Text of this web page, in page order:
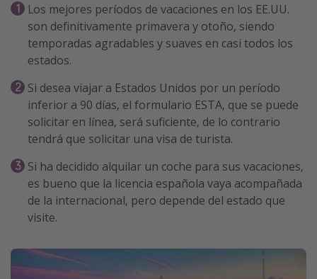
Los mejores períodos de vacaciones en los EE.UU.
son definitivamente primavera y otoño, siendo
temporadas agradables y suaves en casi todos los
estados.
Si desea viajar a Estados Unidos por un período
inferior a 90 días, el formulario ESTA, que se puede
solicitar en línea, será suficiente, de lo contrario
tendrá que solicitar una visa de turista.
Si ha decidido alquilar un coche para sus vacaciones,
es bueno que la licencia española vaya acompañada
de la internacional, pero depende del estado que
visite.